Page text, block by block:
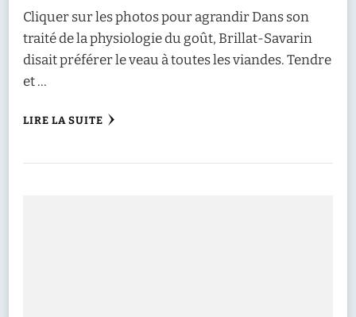
Cliquer sur les photos pour agrandir Dans son
traité de la physiologie du goût, Brillat-Savarin
disait préférer le veau à toutes les viandes. Tendre
et …
LIRE LA SUITE